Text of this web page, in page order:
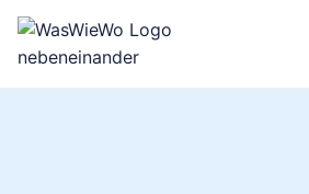
Zum
Inhalt
springen